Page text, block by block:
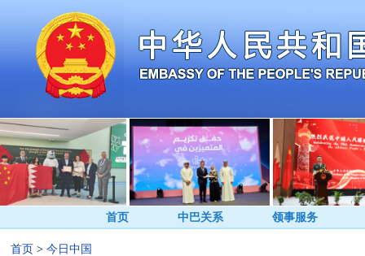
首页 中巴关系 领事服务
首页 > 今日中国